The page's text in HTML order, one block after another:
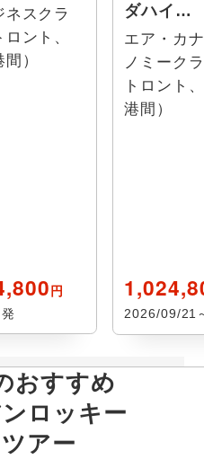
スクラ
ント、
）
円
ダハイ…
エア・カ
ノミーク
トロント
港間）
2026/09/21
おすすめ
ロッキー
アー